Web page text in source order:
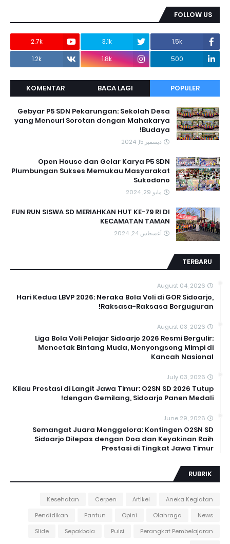
FOLLOW US
1.5k
3.1k
2.7k
500
1.8k
1.2k
POPULER
BACA LAGI
KOMENTAR
Gebyar P5 SDN Pekarungan: Sekolah Desa
yang Mencuri Sorotan dengan Mahakarya
Budaya!
ديسمبر 15, 2024
Open House dan Gelar Karya P5 SDN
Plumbungan Sukses Memukau Masyarakat
Sukodono
مايو 29, 2024
FUN RUN SISWA SD MERIAHKAN HUT KE-79 RI DI
KECAMATAN TAMAN
أغسطس 24, 2024
TERBARU
August 04, 2026
Hari Kedua LBVP 2026: Neraka Bola Voli di GOR Sidoarjo,
Raksasa-Raksasa Berguguran!
August 03, 2026
Liga Bola Voli Pelajar Sidoarjo 2026 Resmi Bergulir:
Mencetak Bintang Muda, Menyongsong Mimpi di
Kancah Nasional
July 03, 2026
Kilau Prestasi di Langit Jawa Timur: O2SN SD 2026 Tutup
dengan Gemilang, Sidoarjo Panen Medali!
June 29, 2026
Semangat Juara Menggelora: Kontingen O2SN SD
Sidoarjo Dilepas dengan Doa dan Keyakinan Raih
Prestasi di Tingkat Jawa Timur
RUBRIK
Aneka Kegiatan
Artikel
Cerpen
Kesehatan
News
Olahraga
Opini
Pantun
Pendidikan
Perangkat Pembelajaran
Puisi
Sepakbola
Slide